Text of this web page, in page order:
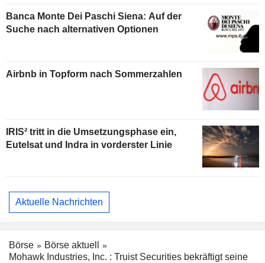
Banca Monte Dei Paschi Siena: Auf der
Suche nach alternativen Optionen
Airbnb in Topform nach Sommerzahlen
IRIS² tritt in die Umsetzungsphase ein,
Eutelsat und Indra in vorderster Linie
Aktuelle Nachrichten
Börse
Börse aktuell
Mohawk Industries, Inc. : Truist Securities bekräftigt seine